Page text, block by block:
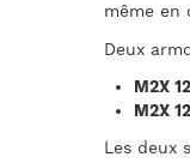
même en
Deux
M2X
M2X
Les deux